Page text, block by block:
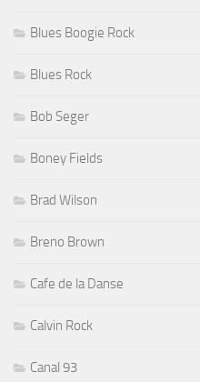
Blues Boogie Rock
Blues Rock
Bob Seger
Boney Fields
Brad Wilson
Breno Brown
Cafe de la Danse
Calvin Rock
Canal 93